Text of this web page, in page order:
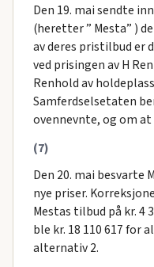
Den 19. mai sendte
(heretter ” Mesta” )
av deres pristilbud er
ved prisingen av H
Renhold av
Samferdselsetaten
ovennevnte, og om
(7)
Den 20. mai besvarte
nye priser.
Mestas tilbud på kr. 4
ble kr. 18 110 617 for
alternativ 2.